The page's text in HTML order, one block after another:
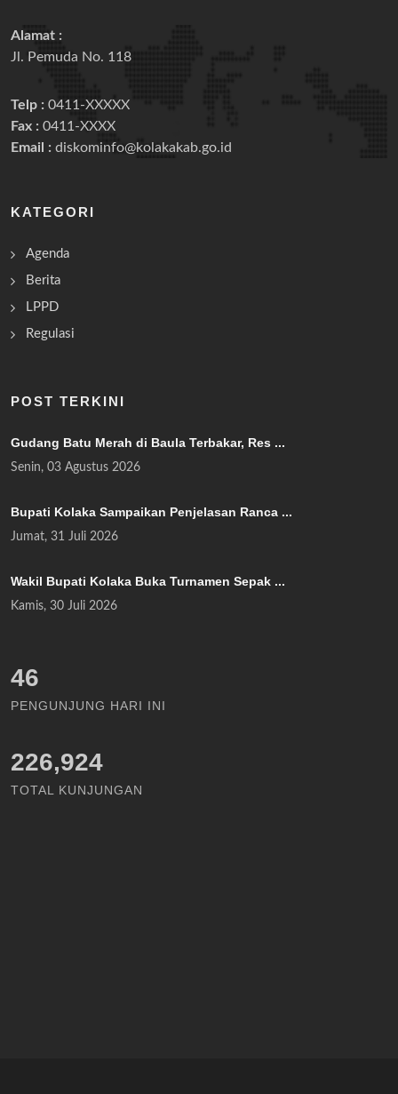
Alamat :
Jl. Pemuda No. 118
Telp : 0411-XXXXX
Fax : 0411-XXXX
Email : diskominfo@kolakakab.go.id
KATEGORI
Agenda
Berita
LPPD
Regulasi
POST TERKINI
Gudang Batu Merah di Baula Terbakar, Res ...
Senin, 03 Agustus 2026
Bupati Kolaka Sampaikan Penjelasan Ranca ...
Jumat, 31 Juli 2026
Wakil Bupati Kolaka Buka Turnamen Sepak ...
Kamis, 30 Juli 2026
55
PENGUNJUNG HARI INI
226,924
TOTAL KUNJUNGAN